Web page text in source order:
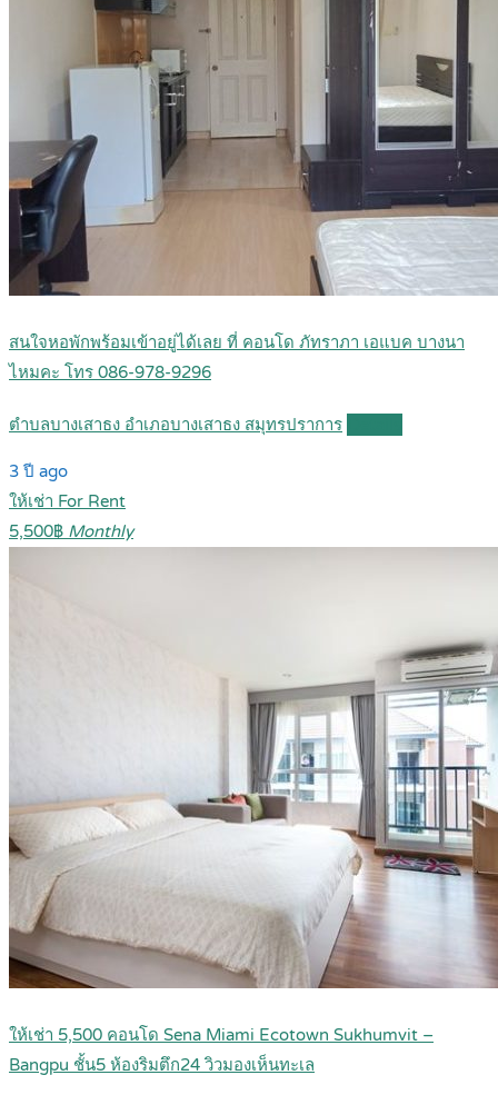
สนใจหอพักพร้อมเข้าอยู่ได้เลย ที่ คอนโด ภัทราภา เอแบค บางนา
ไหมคะ โทร 086-978-9296
ตำบลบางเสาธง อำเภอบางเสาธง สมุทรปราการ
3 ปี ago
ให้เช่า For Rent
5,500฿ Monthly
ให้เช่า 5,500 คอนโด Sena Miami Ecotown Sukhumvit –
Bangpu ชั้น5 ห้องริมตึก24 วิวมองเห็นทะเล